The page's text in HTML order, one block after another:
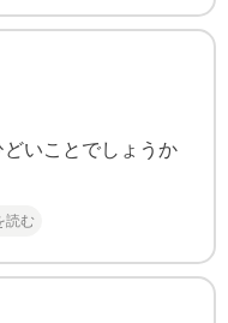
いことでしょうか
読む